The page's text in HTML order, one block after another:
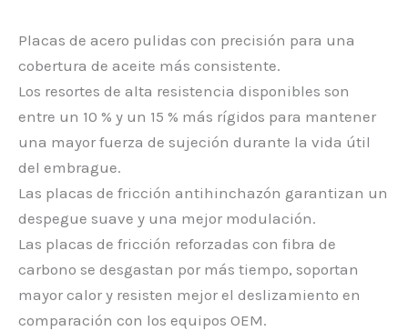
Placas de acero pulidas con precisión para una
cobertura de aceite más consistente.
Los resortes de alta resistencia disponibles son
entre un 10 % y un 15 % más rígidos para mantener
una mayor fuerza de sujeción durante la vida útil
del embrague.
Las placas de fricción antihinchazón garantizan un
despegue suave y una mejor modulación.
Las placas de fricción reforzadas con fibra de
carbono se desgastan por más tiempo, soportan
mayor calor y resisten mejor el deslizamiento en
comparación con los equipos OEM.